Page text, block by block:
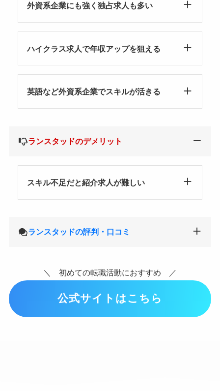
外資系企業にも強く独占求人も多い
ハイクラス求人で年収アップを狙える
英語など外資系企業でスキルが活きる
ランスタッドのデメリット
スキル不足だと紹介求人が難しい
ランスタッドの評判・口コミ
＼ 初めての転職活動におすすめ ／
公式サイトはこちら